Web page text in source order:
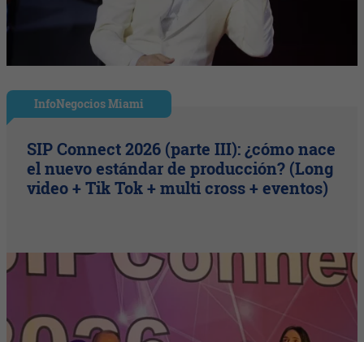
InfoNegocios Miami
SIP Connect 2026 (parte III): ¿cómo nace
el nuevo estándar de producción? (Long
video + Tik Tok + multi cross + eventos)